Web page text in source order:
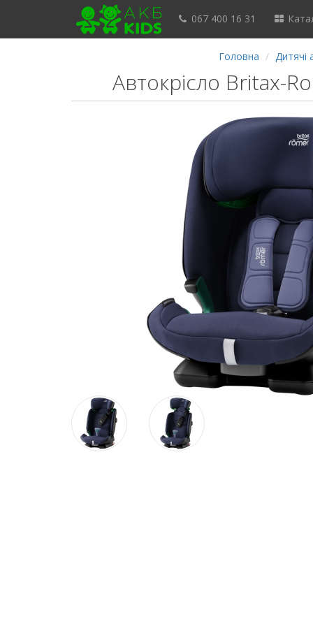
067 400 16 31
Головна Дитячі
Автокрісло Britax-